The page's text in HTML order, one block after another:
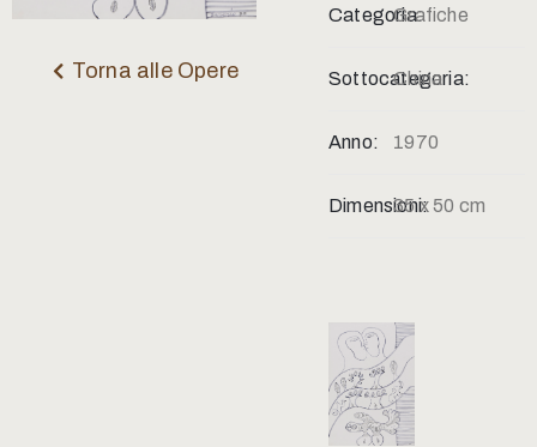
Torna alle Opere
Categoria:Grafiche
Sottocategoria:
China
Anno: 1970
Dimensioni:35 x 50 cm